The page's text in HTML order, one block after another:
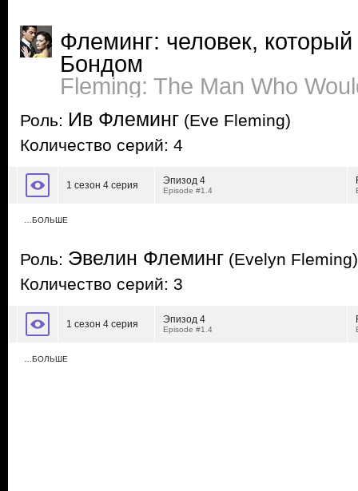
Флеминг: человек, который
Бондом
Fleming: The Man Who
Роль: Ив Флеминг (Eve Fleming)
Количество серий: 4
1 сезон 4 серия Эпизод 4
Episode #1.4
…БОЛЬШЕ
Роль: Эвелин Флеминг (Evelyn Fleming)
Количество серий: 3
1 сезон 4 серия Эпизод 4
Episode #1.4
…БОЛЬШЕ